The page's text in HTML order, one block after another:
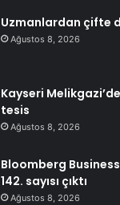
Uzmanlardan çifte
Ağustos 8, 2026
Kayseri
tesis
Ağustos 8, 2026
Bloomberg
142. sayısı çıktı
Ağustos 8, 2026